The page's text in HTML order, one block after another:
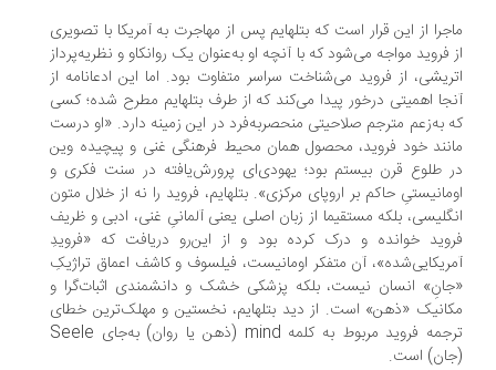
از این قرار است که بتلهایم پس از مهاجرت به آمریکا با تصویری
فروید مواجه می‌شود که با آنچه او به‌عنوان یک روانکاو و نظریه‌پرداز
از فروید می‌شناخت سراسر متفاوت بود. اما این ادعانامه از
اهمیتی درخور پیدا می‌کند که از طرف بتلهایم مطرح شده؛ کسی
به‌زعم مترجم صلاحیتی منحصربه‌فرد در این زمینه دارد. «او درست
خود فروید، محصول همان محیط فرهنگی غنی و پیچیده وین
طلوع قرن بیستم بود؛ یهودی‌ای پرورش‌یافته در سنت فکری و
حاکم بر اروپای مرکزی». بتلهایم، فروید را نه از خلال متون
بلکه مستقیما از زبان اصلی یعنی آلمانیِ غنی، ادبی و ظریف
خوانده و درک کرده بود و از این‌رو دریافت که «فرویدِ
آن متفکر اومانیست، فیلسوف و کاشف اعماق تراژیکِ
انسان نیست، بلکه پزشکی خشک و دانشمندی اثبات‌گرا و
«ذهن» است. از دید بتلهایم، نخستین و مهلک‌ترین خطای
ترجمه فروید مربوط به کلمه mind (ذهن یا روان) به‌جای Seele
است.